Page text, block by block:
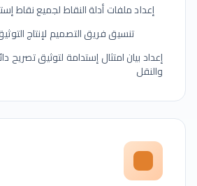
إعداد ملفات أدلة النقاط لجميع نقاط
تنسيق فريق التصميم لإنتاج
إعداد بيان امتثال إستدامة لتوثيق تصريح
والنقل